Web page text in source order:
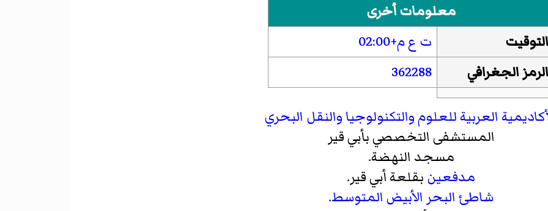
معلومات أخرى
التوقيت
ت ع م+02:00
الرمز الجغرافي
362288
العربية للعلوم والتكنولوجيا والنقل البحري
المستشفى التخصصي بأبي قير
مسجد النهضة.
مدفعين بقلعة أبي قير.
شاطئ البحر الأبيض المتوسط.